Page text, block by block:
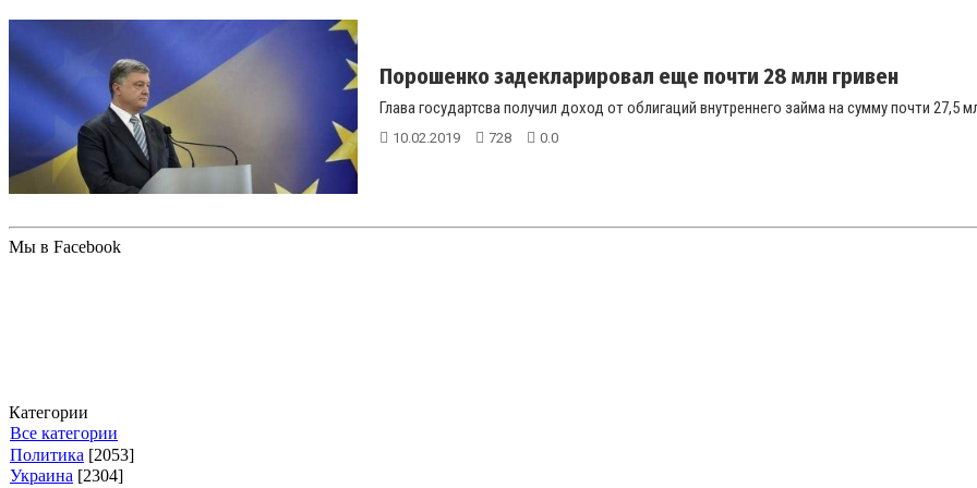
Порошенко задекларировал еще почти 28 млн гривен
Глава государтсва получил доход от облигаций внутреннего займа на сумму почти 27,5
10.02.2019 728 0.0
Мы в Facebook
Категории
Все категории
Политика [2053]
Украина [2304]